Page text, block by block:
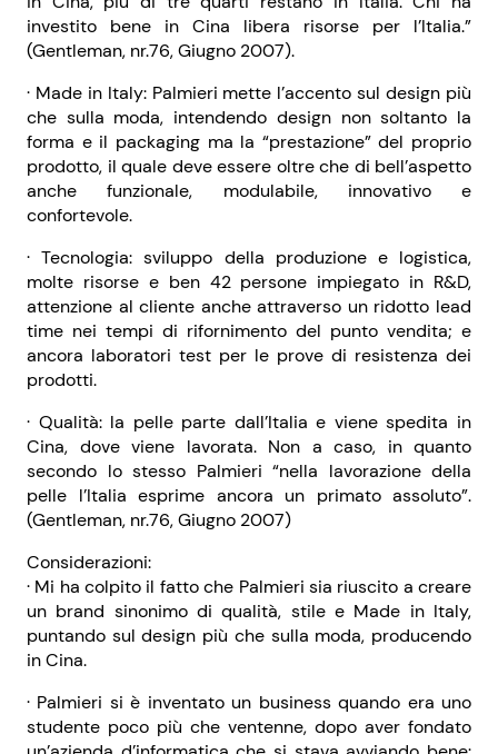
investito bene in Cina libera risorse per l’Italia.”
(Gentleman, nr.76, Giugno 2007).
· Made in Italy: Palmieri mette l’accento sul design più
che sulla moda, intendendo design non soltanto la
forma e il packaging ma la “prestazione” del proprio
prodotto, il quale deve essere oltre che di bell’aspetto
anche funzionale, modulabile, innovativo e
confortevole.
· Tecnologia: sviluppo della produzione e logistica,
molte risorse e ben 42 persone impiegato in R&D,
attenzione al cliente anche attraverso un ridotto lead
time nei tempi di rifornimento del punto vendita; e
ancora laboratori test per le prove di resistenza dei
prodotti.
· Qualità: la pelle parte dall’Italia e viene spedita in
Cina, dove viene lavorata. Non a caso, in quanto
secondo lo stesso Palmieri “nella lavorazione della
pelle l’Italia esprime ancora un primato assoluto”.
(Gentleman, nr.76, Giugno 2007)
Considerazioni:
· Mi ha colpito il fatto che Palmieri sia riuscito a creare
un brand sinonimo di qualità, stile e Made in Italy,
puntando sul design più che sulla moda, producendo
in Cina.
· Palmieri si è inventato un business quando era uno
studente poco più che ventenne, dopo aver fondato